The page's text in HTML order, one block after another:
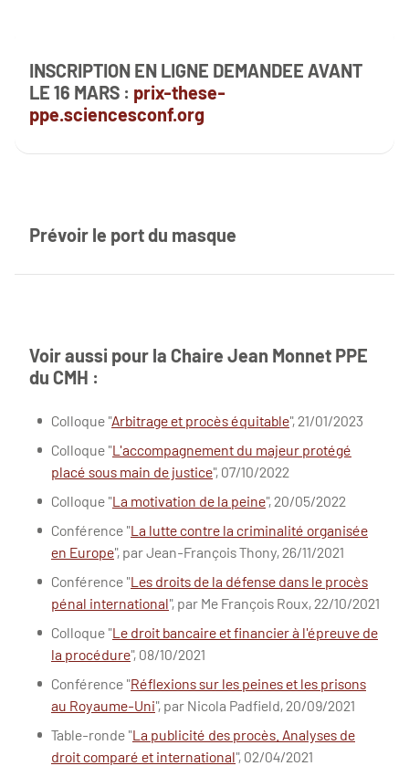
INSCRIPTION EN LIGNE DEMANDEE AVANT
LE 16 MARS : prix-these-
ppe.sciencesconf.org
Prévoir le port du masque
Voir aussi pour la Chaire Jean Monnet PPE
du CMH :
Colloque "Arbitrage et procès équitable", 21/01/2023
Colloque "L'accompagnement du majeur protégé
placé sous main de justice", 07/10/2022
Colloque "La motivation de la peine", 20/05/2022
Conférence "La lutte contre la criminalité organisée
en Europe", par Jean-François Thony, 26/11/2021
Conférence "Les droits de la défense dans le procès
pénal international", par Me François Roux, 22/10/2021
Colloque "Le droit bancaire et financier à l'épreuve de
la procédure", 08/10/2021
Conférence "Réflexions sur les peines et les prisons
au Royaume-Uni", par Nicola Padfield, 20/09/2021
Table-ronde "La publicité des procès. Analyses de
droit comparé et international", 02/04/2021